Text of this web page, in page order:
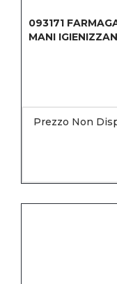
093171
MANI
Prezzo Non